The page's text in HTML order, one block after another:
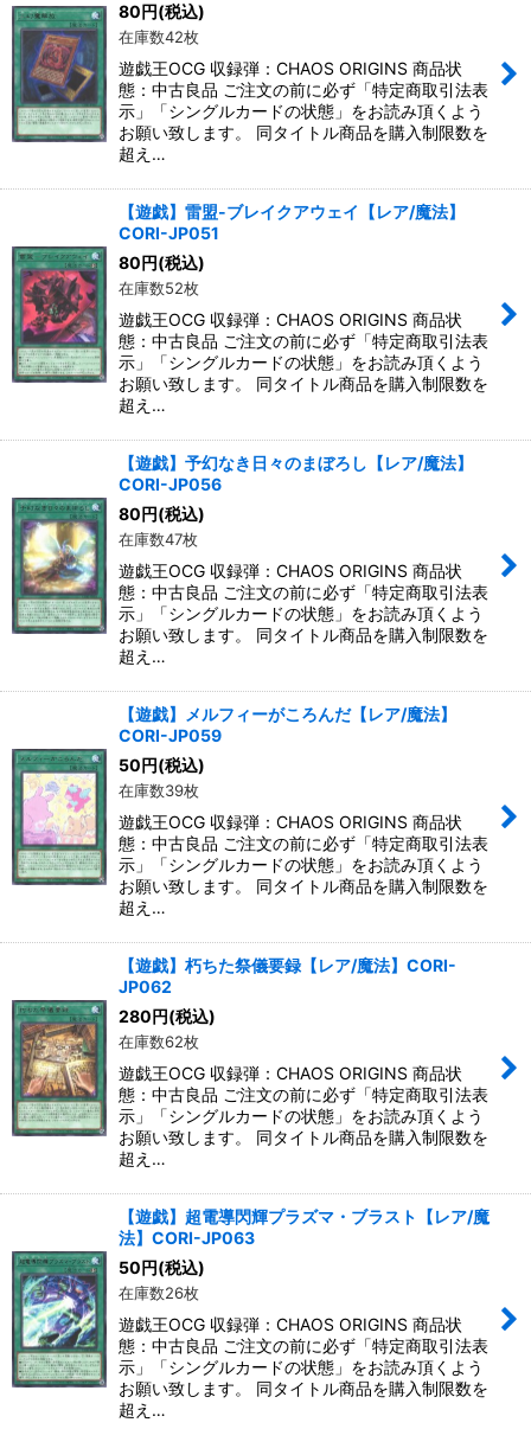
80円(税込)
在庫数42枚
遊戯王OCG 収録弾：CHAOS ORIGINS 商品状
態：中古良品 ご注文の前に必ず「特定商取引法表
示」「シングルカードの状態」をお読み頂くよう
お願い致します。 同タイトル商品を購入制限数を
超え…
【遊戯】雷盟-ブレイクアウェイ【レア/魔法】
CORI-JP051
80円(税込)
在庫数52枚
遊戯王OCG 収録弾：CHAOS ORIGINS 商品状
態：中古良品 ご注文の前に必ず「特定商取引法表
示」「シングルカードの状態」をお読み頂くよう
お願い致します。 同タイトル商品を購入制限数を
超え…
【遊戯】予幻なき日々のまぼろし【レア/魔法】
CORI-JP056
80円(税込)
在庫数47枚
遊戯王OCG 収録弾：CHAOS ORIGINS 商品状
態：中古良品 ご注文の前に必ず「特定商取引法表
示」「シングルカードの状態」をお読み頂くよう
お願い致します。 同タイトル商品を購入制限数を
超え…
【遊戯】メルフィーがころんだ【レア/魔法】
CORI-JP059
50円(税込)
在庫数39枚
遊戯王OCG 収録弾：CHAOS ORIGINS 商品状
態：中古良品 ご注文の前に必ず「特定商取引法表
示」「シングルカードの状態」をお読み頂くよう
お願い致します。 同タイトル商品を購入制限数を
超え…
【遊戯】朽ちた祭儀要録【レア/魔法】CORI-
JP062
280円(税込)
在庫数62枚
遊戯王OCG 収録弾：CHAOS ORIGINS 商品状
態：中古良品 ご注文の前に必ず「特定商取引法表
示」「シングルカードの状態」をお読み頂くよう
お願い致します。 同タイトル商品を購入制限数を
超え…
【遊戯】超電導閃輝プラズマ・ブラスト【レア/魔
法】CORI-JP063
50円(税込)
在庫数26枚
遊戯王OCG 収録弾：CHAOS ORIGINS 商品状
態：中古良品 ご注文の前に必ず「特定商取引法表
示」「シングルカードの状態」をお読み頂くよう
お願い致します。 同タイトル商品を購入制限数を
超え…